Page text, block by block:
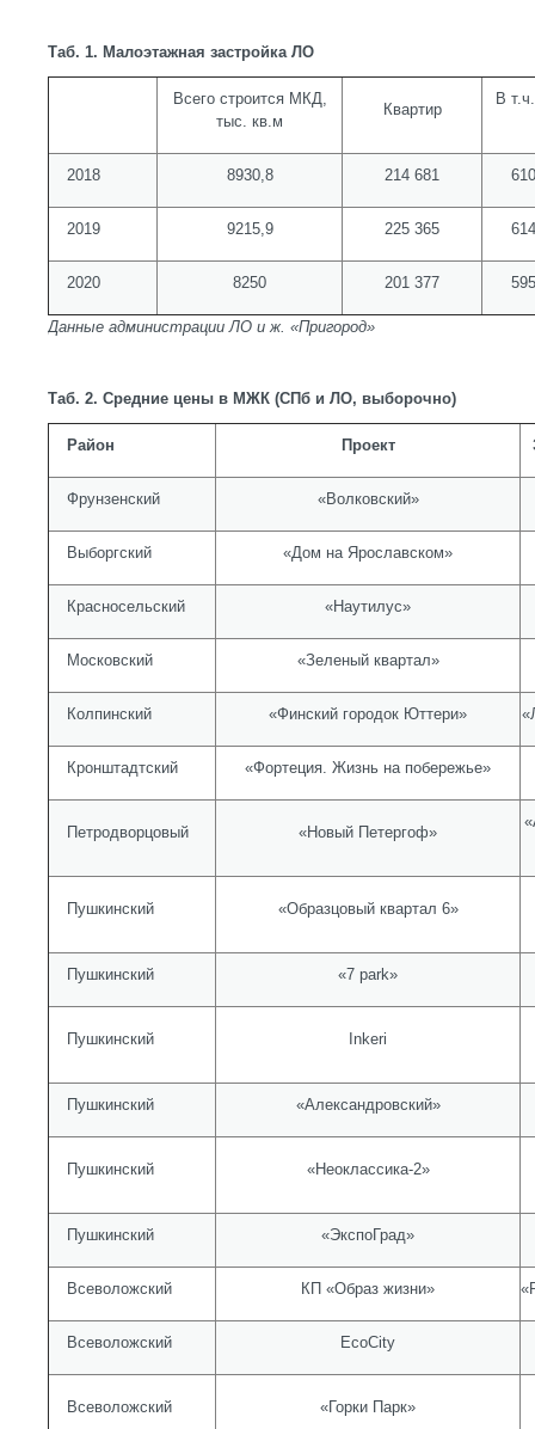
Таб. 1. Малоэтажная застройка ЛО
Всего строится МКД,
тыс. кв.м
Квартир
В
2018 8930,8 214 681
2019 9215,9 225 365
2020 8250 201 377
Данные администрации ЛО и ж. «Пригород»
Таб. 2. Средние цены в МЖК (СПб и ЛО, выборочно)
Район Проект
Фрунзенский «Волковский»
Выборгский «Дом на Ярославском»
Красносельский «Наутилус»
Московский «Зеленый квартал»
Колпинский «Финский городок Юттери»
Кронштадтский «Фортеция. Жизнь на побережье»
Петродворцовый «Новый Петергоф»
Пушкинский «Образцовый квартал 6»
Пушкинский «7 park»
Пушкинский Inkeri
Пушкинский «Александровский»
Пушкинский «Неоклассика-2»
Пушкинский «ЭкспоГрад»
Всеволожский КП «Образ жизни»
Всеволожский EcoCity
Всеволожский «Горки Парк»